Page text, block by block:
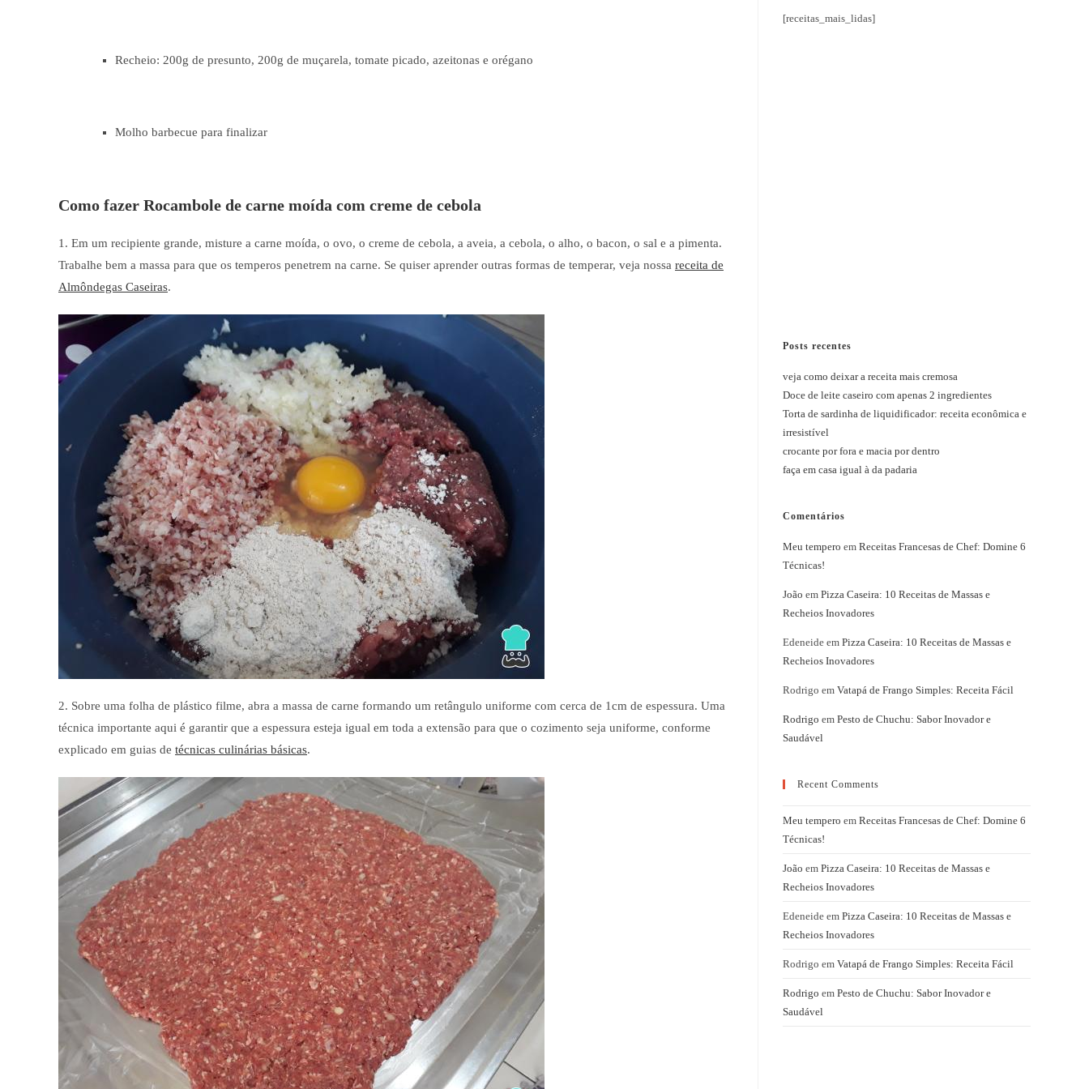
Recheio: 200g de presunto, 200g de muçarela, tomate picado, azeitonas e orégano
Molho barbecue para finalizar
Como fazer Rocambole de carne moída com creme de cebola
1. Em um recipiente grande, misture a carne moída, o ovo, o creme de cebola, a aveia, a cebola, o alho, o bacon, o sal e a pimenta.
Trabalhe bem a massa para que os temperos penetrem na carne. Se quiser aprender outras formas de temperar, veja nossa receita de
Almôndegas Caseiras.
2. Sobre uma folha de plástico filme, abra a massa de carne formando um retângulo uniforme com cerca de 1cm de espessura. Uma
técnica importante aqui é garantir que a espessura esteja igual em toda a extensão para que o cozimento seja uniforme, conforme
explicado em guias de técnicas culinárias básicas.
[receitas_mais_lidas]
Posts recentes
veja como deixar a receita mais cremosa
Doce de leite caseiro com apenas 2 ingredientes
Torta de sardinha de liquidificador: receita econômica e
irresistível
crocante por fora e macia por dentro
faça em casa igual à da padaria
Comentários
Meu tempero em Receitas Francesas de Chef: Domine 6
Técnicas!
João em Pizza Caseira: 10 Receitas de Massas e
Recheios Inovadores
Edeneide em Pizza Caseira: 10 Receitas de Massas e
Recheios Inovadores
Rodrigo em Vatapá de Frango Simples: Receita Fácil
Rodrigo em Pesto de Chuchu: Sabor Inovador e
Saudável
Recent Comments
Meu tempero em Receitas Francesas de Chef: Domine 6
Técnicas!
João em Pizza Caseira: 10 Receitas de Massas e
Recheios Inovadores
Edeneide em Pizza Caseira: 10 Receitas de Massas e
Recheios Inovadores
Rodrigo em Vatapá de Frango Simples: Receita Fácil
Rodrigo em Pesto de Chuchu: Sabor Inovador e
Saudável